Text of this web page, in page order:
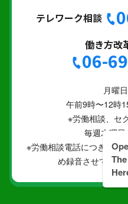
テレワーク相談
働き方改
06-
月曜
午前9時〜12時
※労働相談、セ
毎週木曜
※労働相談電話につきまし
め録音させていた